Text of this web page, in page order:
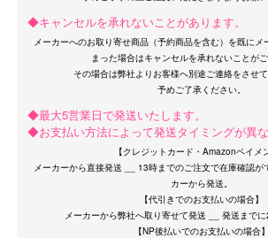
OriginalBrand
◆キャンセルを承れないことがあります。
メーカーへのお取り寄せ商品（予約商品を含む）を既にメ
まった場合はキャンセルを承れないことがご
その場合は弊社よりお客様へ別途ご連絡をさせて
◆最大5営業日で発送いたします。
◆お支払い方法によって発送タイミングが異な
【クレジットカード・Amazonペイメ
メーカーから直接発送 __ 13時までのご注文で在庫確認が
カーから発送。
【代引きでのお支払いの場合】
メーカーから弊社へ取り寄せて発送 __ 発送までに
【NP後払いでのお支払いの場合】